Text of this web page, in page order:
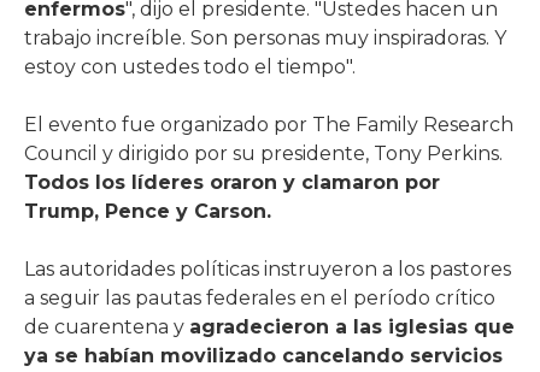
enfermos", dijo el presidente. "Ustedes hacen un
trabajo increíble. Son personas muy inspiradoras. Y
estoy con ustedes todo el tiempo".
El evento fue organizado por The Family Research
Council y dirigido por su presidente, Tony Perkins.
Todos los líderes oraron y clamaron por
Trump, Pence y Carson.
Las autoridades políticas instruyeron a los pastores
a seguir las pautas federales en el período crítico
de cuarentena y agradecieron a las iglesias que
ya se habían movilizado cancelando servicios